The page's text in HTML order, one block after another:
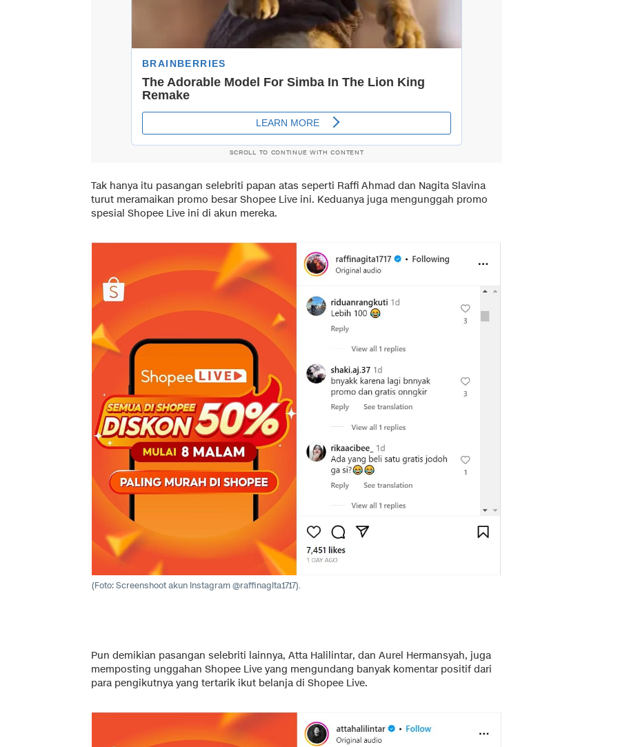
SCROLL TO CONTINUE WITH CONTENT
Tak hanya itu pasangan selebriti papan atas seperti Raffi Ahmad dan Nagita Slavina
turut meramaikan promo besar Shopee Live ini. Keduanya juga mengunggah promo
spesial Shopee Live ini di akun mereka.
(Foto: Screenshoot akun Instagram @raffinagita1717).
Pun demikian pasangan selebriti lainnya, Atta Halilintar, dan Aurel Hermansyah, juga
memposting unggahan Shopee Live yang mengundang banyak komentar positif dari
para pengikutnya yang tertarik ikut belanja di Shopee Live.